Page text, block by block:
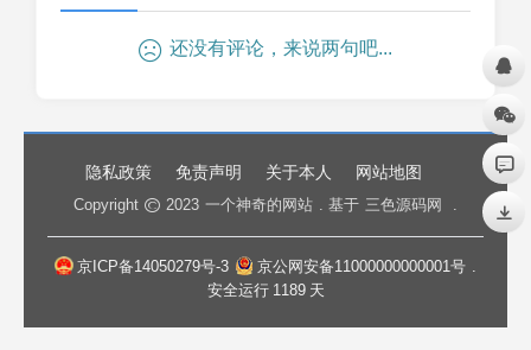
还没有评论，来说两句吧...
隐私政策 免责声明 关于本人 网站地图
Copyright 2023 一个神奇的网站 . 基于 三色源码网 .
京ICP备14050279号-3 京公网安备11000000000001号
安全运行 1189 天